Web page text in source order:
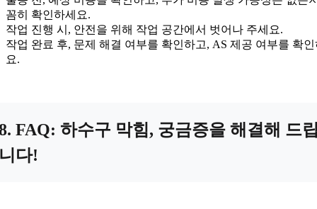
꼼히 확인하세요.
작업 진행 시, 안전을 위해 작업 공간에서 벗어나 주세요.
작업 완료 후, 문제 해결 여부를 확인하고, AS 제공 여부를 확
요.
FAQ: 하수구 막힘, 궁금증을 해결해 드
다!